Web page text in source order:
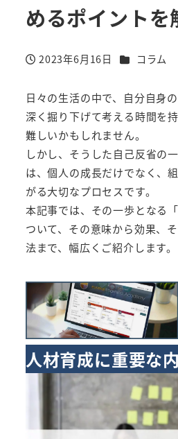
めるポイントを
投稿日
2023年6月16日 カテゴリー
コラム
日々の生活の中で、自分自身
深く掘り下げて考える時間を
難しいかもしれません。
しかし、そうした自己反省の
は、個人の成長だけでなく、
がる大切なプロセスです。
本記事では、その一歩となる
ついて、その意味から効果、
法まで、幅広くご紹介します。
人材育成に重要な